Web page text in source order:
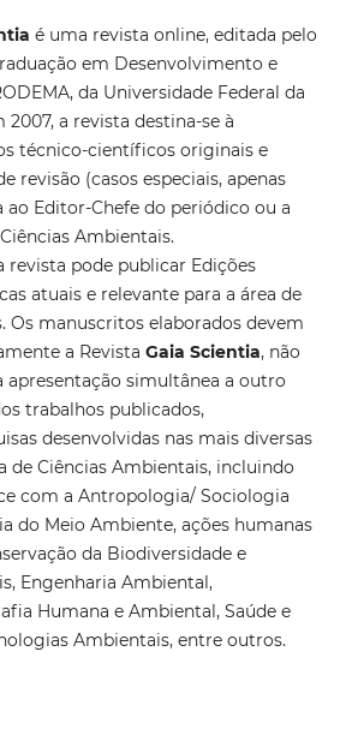
é uma revista online, editada pelo
em Desenvolvimento e
da Universidade Federal da
2007, a revista destina-se à
técnico-científicos originais e
revisão (casos especiais, apenas
Editor-Chefe do periódico ou a
Ambientais.
revista pode publicar Edições
atuais e relevante para a área de
Os manuscritos elaborados devem
a Revista Gaia Scientia, não
apresentação simultânea a outro
trabalhos publicados,
desenvolvidas nas mais diversas
de Ciências Ambientais, incluindo
com a Antropologia/ Sociologia
do Meio Ambiente, ações humanas
da Biodiversidade e
Engenharia Ambiental,
Humana e Ambiental, Saúde e
Ambientais, entre outros.